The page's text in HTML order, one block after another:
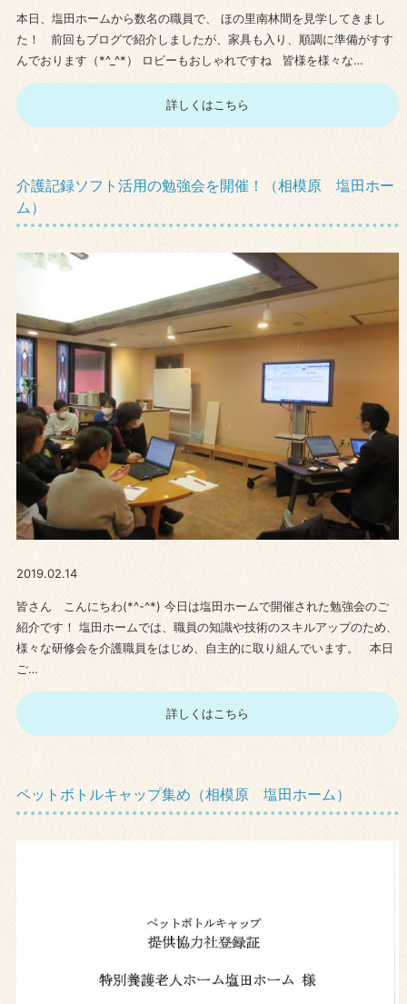
本日、塩田ホームから数名の職員で、 ほの里南林間を見学してきまし
た！ 前回もブログで紹介しましたが、家具も入り、順調に準備がすす
んでおります（*^_^*） ロビーもおしゃれですね 皆様を様々な…
詳しくはこちら
介護記録ソフト活用の勉強会を開催！（相模原 塩田ホー
ム）
2019.02.14
皆さん こんにちわ(*^-^*) 今日は塩田ホームで開催された勉強会のご
紹介です！ 塩田ホームでは、職員の知識や技術のスキルアップのため、
様々な研修会を介護職員をはじめ、自主的に取り組んでいます。 本日
ご…
詳しくはこちら
ペットボトルキャップ集め（相模原 塩田ホーム）